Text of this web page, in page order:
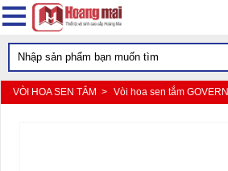
VÒI HOA SEN TẮM > Vòi hoa sen tắm GOVERN